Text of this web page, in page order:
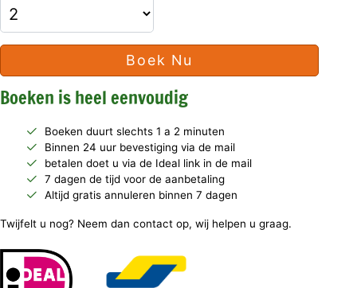
Boek Nu
Boeken is heel eenvoudig
Boeken duurt slechts 1 a 2 minuten
Binnen 24 uur bevestiging via de mail
betalen doet u via de Ideal link in de mail
7 dagen de tijd voor de aanbetaling
Altijd gratis annuleren binnen 7 dagen
Twijfelt u nog? Neem dan contact op, wij helpen u graag.